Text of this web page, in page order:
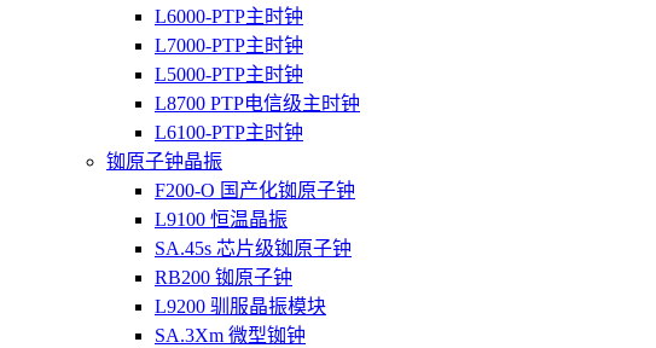
L6000-PTP主时钟
L7000-PTP主时钟
L5000-PTP主时钟
L8700 PTP电信级主时钟
L6100-PTP主时钟
铷原子钟晶振
F200-O 国产化铷原子钟
L9100 恒温晶振
SA.45s 芯片级铷原子钟
RB200 铷原子钟
L9200 驯服晶振模块
SA.3Xm 微型铷钟